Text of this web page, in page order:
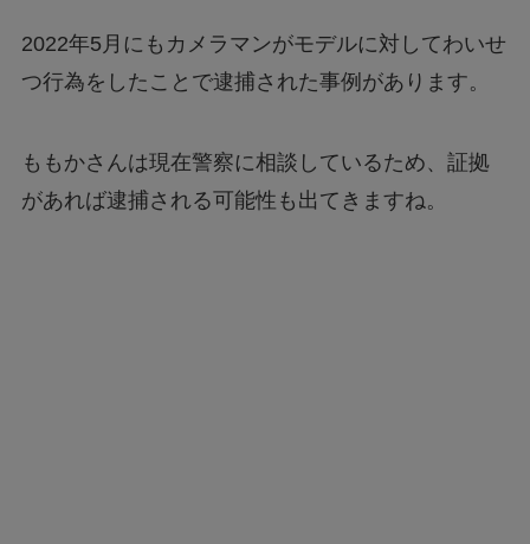
2022年5月にもカメラマンがモデルに対してわいせ
つ行為をしたことで逮捕された事例があります。
ももかさんは現在警察に相談しているため、証拠
があれば逮捕される可能性も出てきますね。